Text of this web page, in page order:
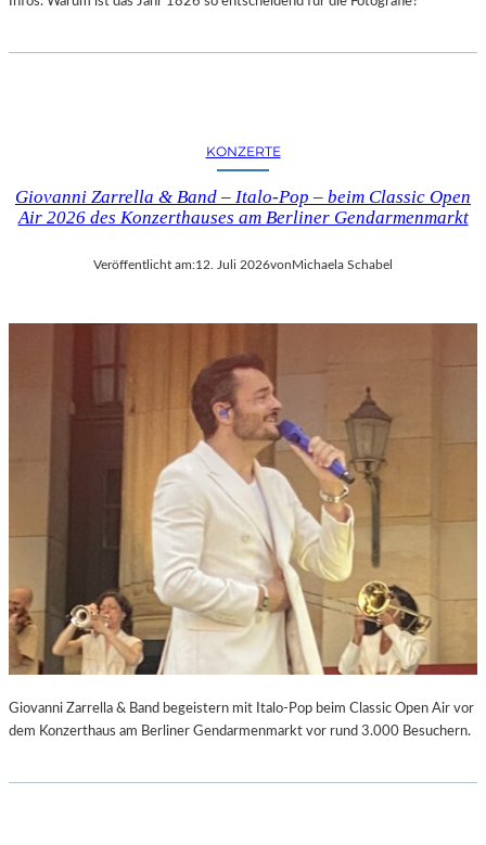
KONZERTE
Giovanni Zarrella & Band – Italo-Pop – beim Classic Open
Air 2026 des Konzerthauses am Berliner Gendarmenmarkt
Veröffentlicht am:12. Juli 2026von Michaela Schabel
Giovanni Zarrella & Band begeistern mit Italo-Pop beim Classic Open Air vor
dem Konzerthaus am Berliner Gendarmenmarkt vor rund 3.000 Besuchern.